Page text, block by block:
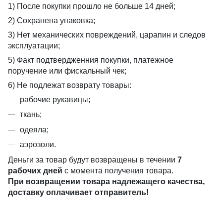
1) После покупки прошло не больше 14 дней;
2) Сохранена упаковка;
3) Нет механических повреждений, царапин и следов
эксплуатации;
5) Факт подтвердженния покупки, платежное
поручение или фискальный чек;
6) Не подлежат возврату товары:
рабочие рукавицы;
ткань;
одеяла;
аэрозоли.
Деньги за товар будут возвращены в течении 7
рабочих дней с момента получения товара.
При возвращении товара надлежащего качества,
доставку оплачивает отправитель!